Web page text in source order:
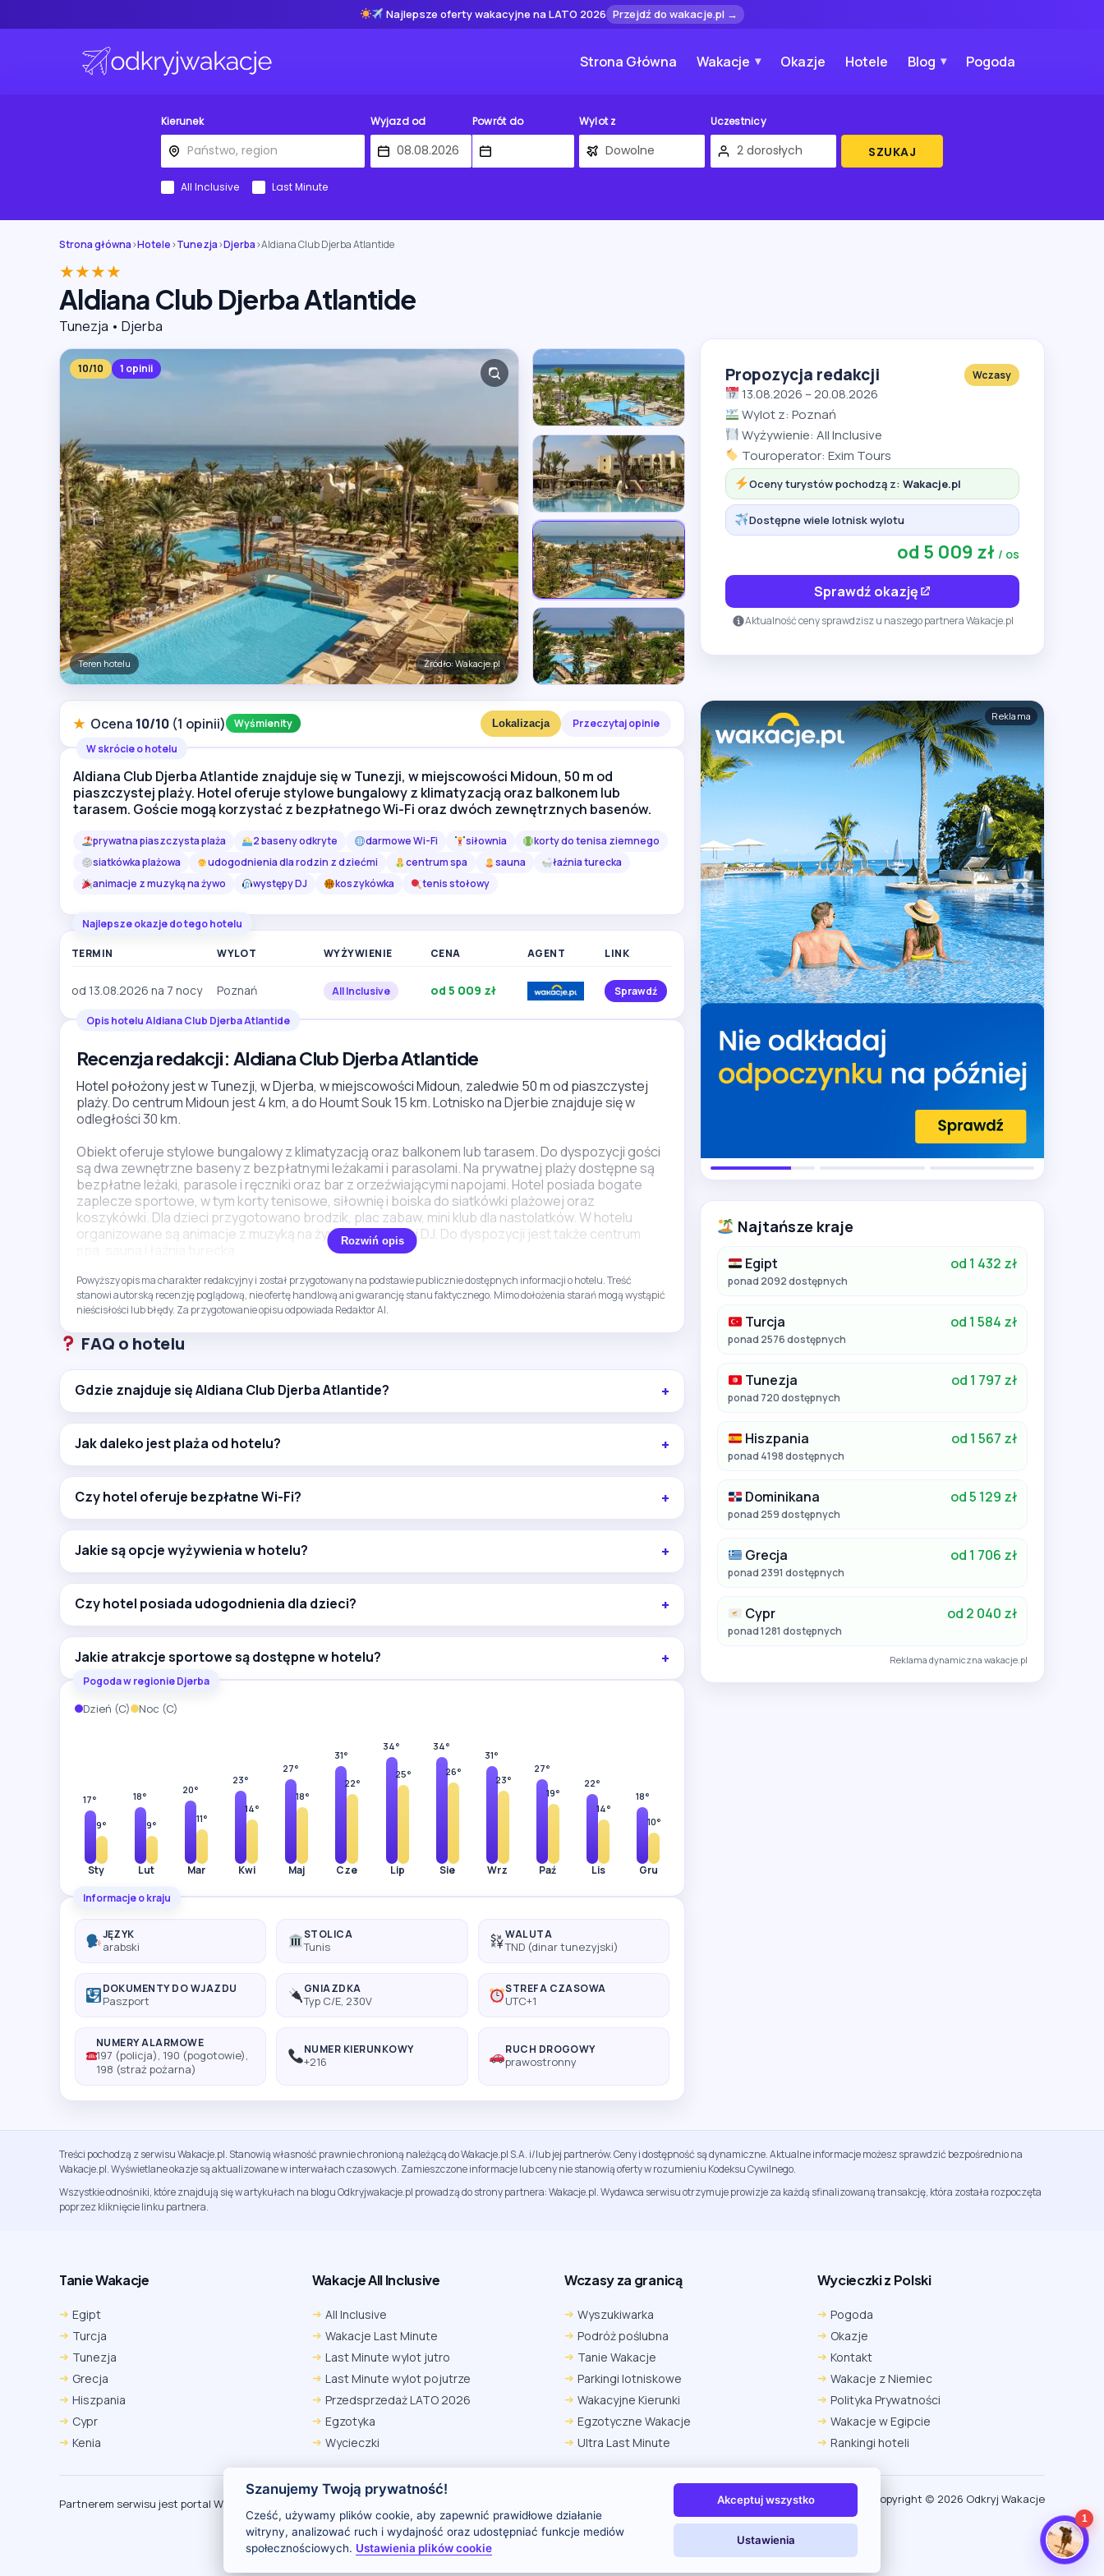
Najlepsze oferty wakacyjne na LATO 2026 Przejdź do wakacje.pl →
Strona Główna Wakacje Okazje Hotele Blog Pogoda
Kierunek Wyjazd od Powrót do Wylot z Uczestnicy
SZUKAJ
All Inclusive Last Minute
Strona główna›Hotele›Tunezja›Djerba›Aldiana Club Djerba Atlantide
★★★★
Aldiana Club Djerba Atlantide
Tunezja • Djerba
10/10 1 opinii
Teren hotelu Źródło: Wakacje.pl
Zobacz więcej
zdjęć
Propozycja redakcji Wczasy
13.08.2026 – 20.08.2026
Wylot z: Poznań
Wyżywienie: All Inclusive
Touroperator: Exim Tours
Oceny turystów pochodzą z:Wakacje.pl
Dostępne wiele lotnisk wylotu
od 5 009 zł / os
Sprawdź okazję
Aktualność ceny sprawdzisz u naszego partnera Wakacje.pl
★ Ocena 10/10 (1 opinii) Wyśmienity Lokalizacja
Przeczytaj opinie
W skrócie o hotelu
Aldiana Club Djerba Atlantide znajduje się w Tunezji, w miejscowości Midoun, 50 m od
piaszczystej plaży. Hotel oferuje stylowe bungalowy z klimatyzacją oraz balkonem lub
tarasem. Goście mogą korzystać z bezpłatnego Wi-Fi oraz dwóch zewnętrznych basenów.
prywatna piaszczysta plaża 2 baseny odkryte darmowe Wi-Fi siłownia
korty do tenisa ziemnego
siatkówka plażowa
udogodnienia dla rodzin z dziećmi centrum spa sauna
łaźnia turecka
animacje z muzyką na żywo
występy DJ koszykówka tenis stołowy
Najlepsze okazje do tego hotelu
TERMIN WYLOT WYŻYWIENIE CENA AGENT LINK
od 13.08.2026 na 7 nocy Poznań All Inclusive od 5 009 zł Sprawdź
Opis hotelu Aldiana Club Djerba Atlantide
Recenzja redakcji: Aldiana Club Djerba Atlantide
Hotel położony jest w Tunezji, w Djerba, w miejscowości Midoun, zaledwie 50 m od piaszczystej
plaży. Do centrum Midoun jest 4 km, a do Houmt Souk 15 km. Lotnisko na Djerbie znajduje się w
odległości 30 km.
Obiekt oferuje stylowe bungalowy z klimatyzacją oraz balkonem lub tarasem. Do dyspozycji gości
są dwa zewnętrzne baseny z bezpłatnymi leżakami i parasolami. Na prywatnej plaży dostępne są
bezpłatne leżaki, parasole i ręczniki oraz bar z orzeźwiającymi napojami. Hotel posiada bogate
zaplecze sportowe, w tym korty tenisowe, siłownię i boiska do siatkówki plażowej oraz
koszykówki. Dla dzieci przygotowano brodzik, plac zabaw, mini klub dla nastolatków. W hotelu
organizowane są animacje z muzyką na żywo i występami DJ. Do dyspozycji jest także centrum
Minusem jest to, że część usług i atrakcji jest dostępna za dodatkową opłatą lub sezonowo. To
opcja głównie dla osób szukających wypoczynku blisko plaży z bogatą ofertą sportową i
animacyjną dla całej rodziny.
Rozwiń opis
Powyższy opis ma charakter redakcyjny i został przygotowany na podstawie publicznie dostępnych informacji o hotelu. Treść
stanowi autorską recenzję poglądową, nie ofertę handlową ani gwarancję stanu faktycznego. Mimo dołożenia starań mogą wystąpić
nieścisłości lub błędy. Za przygotowanie opisu odpowiada Redaktor AI.
FAQ o hotelu
Gdzie znajduje się Aldiana Club Djerba Atlantide?
Jak daleko jest plaża od hotelu?
Czy hotel oferuje bezpłatne Wi-Fi?
Jakie są opcje wyżywienia w hotelu?
Czy hotel posiada udogodnienia dla dzieci?
Jakie atrakcje sportowe są dostępne w hotelu?
Pogoda w regionie Djerba
Dzień (C) Noc (C)
17°
9°
Sty
18°
9°
Lut
20°
11°
Mar
23°
14°
Kwi
27°
18°
Maj
31°
22°
Cze
34°
25°
Lip
34°
26°
Sie
31°
23°
Wrz
27°
19°
Paź
22°
14°
Lis
18°
10°
Gru
Informacje o kraju
JĘZYK
arabski
STOLICA
Tunis
WALUTA
TND (dinar tunezyjski)
DOKUMENTY DO WJAZDU
Paszport
GNIAZDKA
Typ C/E, 230V
STREFA CZASOWA
UTC+1
NUMERY ALARMOWE
197 (policja), 190 (pogotowie),
198 (straż pożarna)
NUMER KIERUNKOWY
+216
RUCH DROGOWY
prawostronny
Reklama
Najtańsze kraje
Egipt od 1 432 zł
ponad 2092 dostępnych
Turcja od 1 584 zł
ponad 2576 dostępnych
Tunezja od 1 797 zł
ponad 720 dostępnych
Hiszpania od 1 567 zł
ponad 4198 dostępnych
Dominikana od 5 129 zł
ponad 259 dostępnych
Grecja od 1 706 zł
ponad 2391 dostępnych
Cypr od 2 040 zł
ponad 1281 dostępnych
Reklama dynamiczna wakacje.pl
Treści pochodzą z serwisu Wakacje.pl. Stanowią własność prawnie chronioną należącą do Wakacje.pl S.A. i/lub jej partnerów. Ceny i dostępność są dynamiczne. Aktualne informacje możesz sprawdzić bezpośrednio na
Wakacje.pl. Wyświetlane okazje są aktualizowane w interwałach czasowych. Zamieszczone informacje lub ceny nie stanowią oferty w rozumieniu Kodeksu Cywilnego.
Wszystkie odnośniki, które znajdują się w artykułach na blogu Odkryjwakacje.pl prowadzą do strony partnera: Wakacje.pl. Wydawca serwisu otrzymuje prowizje za każdą sfinalizowaną transakcję, która została rozpoczęta
poprzez kliknięcie linku partnera.
Tanie Wakacje
Egipt
Turcja
Tunezja
Grecja
Hiszpania
Cypr
Kenia
Wakacje All Inclusive
All Inclusive
Wakacje Last Minute
Last Minute wylot jutro
Last Minute wylot pojutrze
Przedsprzedaż LATO 2026
Egzotyka
Wycieczki
Wczasy za granicą
Wyszukiwarka
Podróż poślubna
Tanie Wakacje
Parkingi lotniskowe
Wakacyjne Kierunki
Egzotyczne Wakacje
Ultra Last Minute
Wycieczki z Polski
Pogoda
Okazje
Kontakt
Wakacje z Niemiec
Polityka Prywatności
Wakacje w Egipcie
Rankingi hoteli
Partnerem serwisu jest portal Wakacje.pl Copyright (c) 2026 Odkryj Wakacje
1
Edge
Ustawienia → Prywatność i bezpieczeństwo → Pliki
cookie innych firm → ustaw „Zezwalaj”.
Na czas rezerwacji nie blokuj cookies i śledzenia dla tej
Na czas rezerwacji nie korzystaj z trybu incognito.
Szanujemy Twoją prywatność!
Cześć, używamy plików cookie, aby zapewnić prawidłowe działanie
witryny, analizować ruch i wydajność oraz udostępniać funkcje mediów
społecznościowych. Ustawienia plików cookie
Akceptuj wszystko
Ustawienia